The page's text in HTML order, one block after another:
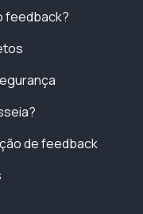
feedback?
de feedback